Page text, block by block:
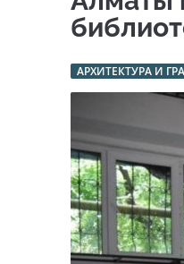
АРХИТЕКТУРА И